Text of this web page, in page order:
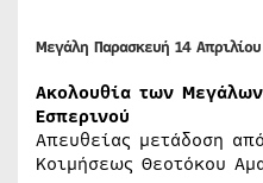
Μεγάλη Παρασκευή 14
Ακολουθία των
Εσπερινού
Απευθείας μετάδοση
Κοιμήσεως Θεοτόκου